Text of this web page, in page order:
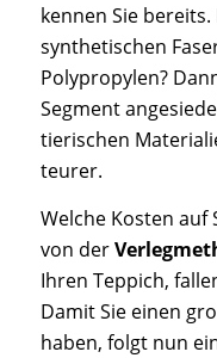
kennen Sie
synthetischen
Polypropylen?
Segment
tierischen
teurer.
Welche Kosten auf
von der
Ihren Teppich,
Damit Sie einen
haben, folgt nun